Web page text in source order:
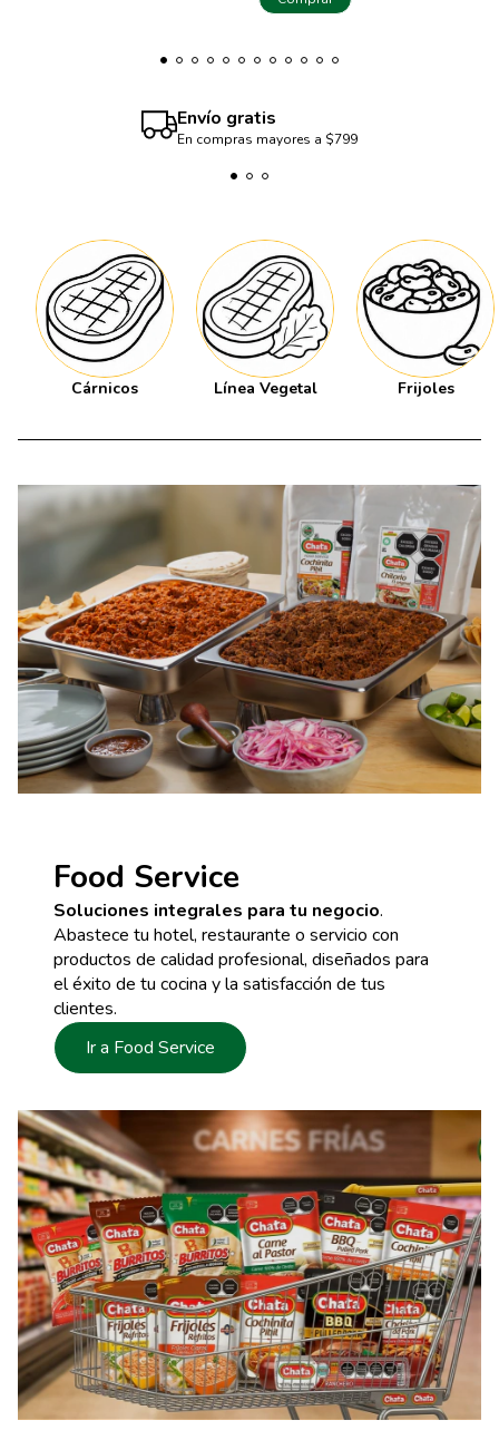
Envío gratis
En compras mayores a $799
Cárnicos Línea Vegetal Frijoles
Food Service
Soluciones integrales para tu negocio.
Abastece tu hotel, restaurante o servicio con
productos de calidad profesional, diseñados para
el éxito de tu cocina y la satisfacción de tus
clientes.
Ir a Food Service